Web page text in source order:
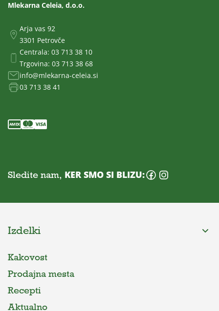
Mlekarna Celeia, d.o.o.
Arja vas 92
3301 Petrovče
Centrala: 03 713 38 10
Trgovina: 03 713 38 68
info@mlekarna-celeia.si
03 713 38 41
Sledite nam, KER SMO SI BLIZU:
Izdelki
Kakovost
Prodajna mesta
Recepti
Aktualno